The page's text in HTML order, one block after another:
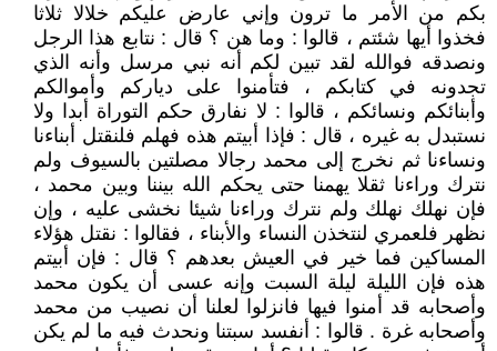
بكم من الأمر ما ترون وإني عارض عليكم خلالا ثلاثا
فخذوا أيها شئتم ، قالوا : وما هن ؟ قال : نتابع هذا الرجل
ونصدقه فوالله لقد تبين لكم أنه نبي مرسل وأنه الذي
تجدونه في كتابكم ، فتأمنوا على دياركم وأموالكم
وأبنائكم ونسائكم ، قالوا : لا نفارق حكم التوراة أبدا ولا
نستبدل به غيره ، قال : فإذا أبيتم هذه فهلم فلنقتل أبناءنا
ونساءنا ثم نخرج إلى محمد رجالا مصلتين بالسيوف ولم
نترك وراءنا ثقلا يهمنا حتى يحكم الله بيننا وبين محمد ،
فإن نهلك نهلك ولم نترك وراءنا شيئا نخشى عليه ، وإن
نظهر فلعمري لنتخذن النساء والأبناء ، فقالوا : نقتل هؤلاء
المساكين فما خير في العيش بعدهم ؟ قال : فإن أبيتم
هذه فإن الليلة ليلة السبت وإنه عسى أن يكون محمد
وأصحابه قد أمنوا فيها فانزلوا لعلنا أن نصيب من محمد
وأصحابه غرة . قالوا : أنفسد سبتنا ونحدث فيه ما لم يكن